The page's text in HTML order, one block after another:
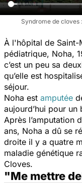
Syndrome de
À l'hôpital de Saint-
pédiatrique, Noha,
c’est un peu sa
qu’elle est
séjour.
Noha est amputée
aujourd’hui pour
Après l’amputation
ans, Noha a dû se
droite il y a quatre
maladie génétique
Cloves.
"Me mettre